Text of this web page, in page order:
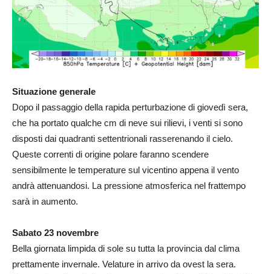
Situazione generale
Dopo il passaggio della rapida perturbazione di giovedì sera,
che ha portato qualche cm di neve sui rilievi, i venti si sono
disposti dai quadranti settentrionali rasserenando il cielo.
Queste correnti di origine polare faranno scendere
sensibilmente le temperature sul vicentino appena il vento
andrà attenuandosi. La pressione atmosferica nel frattempo
sarà in aumento.
Sabato 23 novembre
Bella giornata limpida di sole su tutta la provincia dal clima
prettamente invernale. Velature in arrivo da ovest la sera.